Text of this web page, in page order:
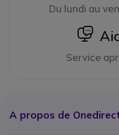
Du lundi au
Service
A propos de